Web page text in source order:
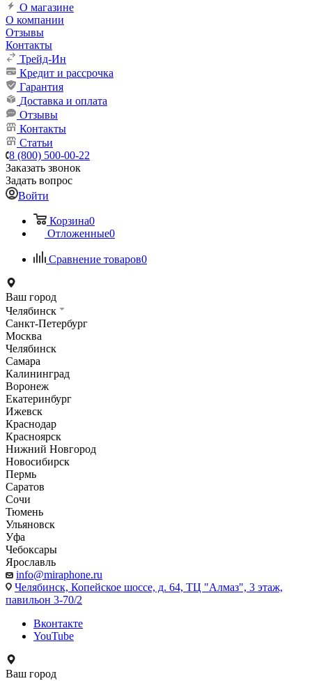
О магазине
О компании
Отзывы
Контакты
Трейд-Ин
Кредит и рассрочка
Гарантия
Доставка и оплата
Отзывы
Контакты
Статьи
8 (800) 500-00-22
Заказать звонок
Задать вопрос
Войти
Корзина0
Отложенные0
Сравнение товаров0
Ваш город
Челябинск
Санкт-Петербург
Москва
Челябинск
Самара
Калининград
Воронеж
Екатеринбург
Ижевск
Краснодар
Красноярск
Нижний Новгород
Новосибирск
Пермь
Саратов
Сочи
Тюмень
Ульяновск
Уфа
Чебоксары
Ярославль
info@miraphone.ru
Челябинск, Копейское шоссе, д. 64, ТЦ "Алмаз", 3 этаж,
павильон 3-70/2
Вконтакте
YouTube
Ваш город